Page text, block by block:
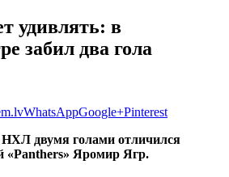
удивлять: в
забил два гола
WhatsAppGoogle+Pinterest
двумя голами отличился
«Panthers» Яромир Ягр.